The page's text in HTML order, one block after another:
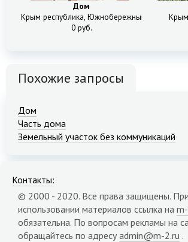
Дом
Крым республика, Южнобережный спуск, 3
0 руб.
Крым
Похожие запросы
Дом
Часть дома
Земельный участок без коммуникаций
Контакты:
© 2000 - 2020. Все права защищены. При
использовании материалов ссылка на
обязательна. По вопросам рекламы на
обращайтесь по адресу admin@m-2.ru .